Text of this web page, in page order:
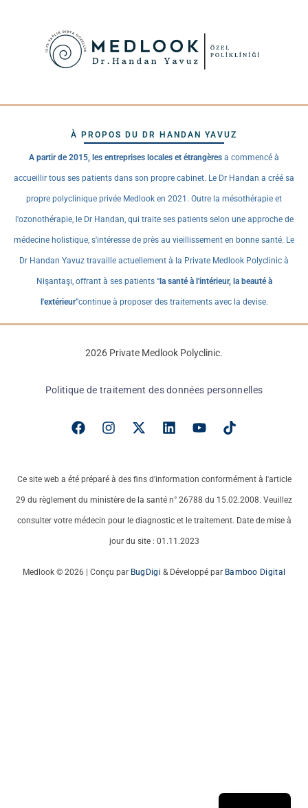
À PROPOS DU DR HANDAN YAVUZ
A partir de 2015, les entreprises locales et étrangères a commencé à
accueillir tous ses patients dans son propre cabinet. Le Dr Handan a créé sa
propre polyclinique privée Medlook en 2021. Outre la mésothérapie et
l'ozonothérapie, le Dr Handan, qui traite ses patients selon une approche de
médecine holistique, s'intéresse de près au vieillissement en bonne santé. Le
Dr Handan Yavuz travaille actuellement à la Private Medlook Polyclinic à
Nişantaşı, offrant à ses patients “la santé à l'intérieur, la beauté à
l'extérieur”continue à proposer des traitements avec la devise.
2026 Private Medlook Polyclinic.
Politique de traitement des données personnelles
Ce site web a été préparé à des fins d'information conformément à l'article
29 du règlement du ministère de la santé n° 26788 du 15.02.2008. Veuillez
consulter votre médecin pour le diagnostic et le traitement. Date de mise à
jour du site : 01.11.2023
Medlook © 2026 | Conçu par BugDigi & Développé par Bamboo Digital